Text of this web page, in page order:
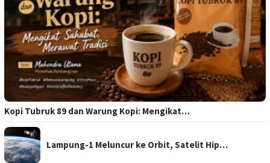
Kopi Tubruk 89 dan Warung Kopi: Mengikat…
Lampung-1 Meluncur ke Orbit, Satelit Hip…